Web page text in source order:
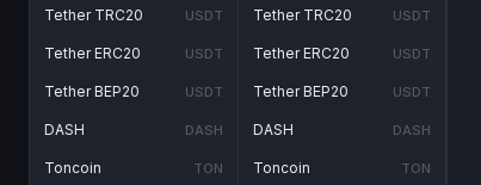
Tether TRC20 USDT
Tether ERC20 USDT
Tether BEP20 USDT
DASH DASH
Toncoin TON
Tether TRC20 USDT
Tether ERC20 USDT
Tether BEP20 USDT
DASH DASH
Toncoin TON